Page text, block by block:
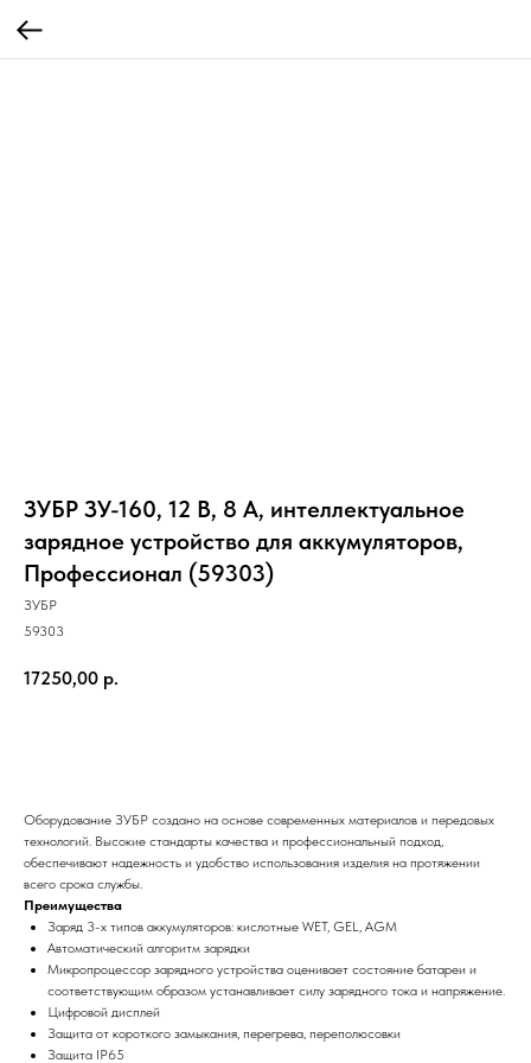
ЗУБР ЗУ-160, 12 В, 8 А, интеллектуальное
зарядное устройство для аккумуляторов,
Профессионал (59303)
ЗУБР
59303
17250,00 р.
Оборудование ЗУБР создано на основе современных материалов и передовых
технологий. Высокие стандарты качества и профессиональный подход,
обеспечивают надежность и удобство использования изделия на протяжении
всего срока службы.
Преимущества
Заряд 3-х типов аккумуляторов: кислотные WET, GEL, AGM
Автоматический алгоритм зарядки
Микропроцессор зарядного устройства оценивает состояние батареи и
соответствующим образом устанавливает силу зарядного тока и напряжение.
Цифровой дисплей
Защита от короткого замыкания, перегрева, переполюсовки
Защита IP65